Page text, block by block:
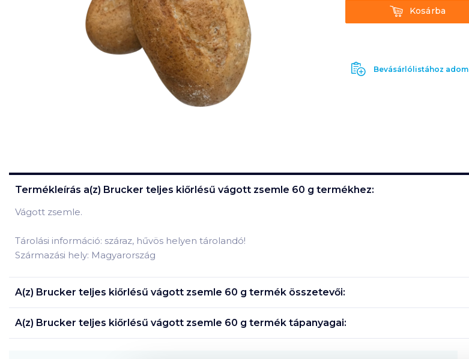
KosárbaKosárba
Bevásárlólistához adom
Termékleírás a(z) Brucker teljes kiőrlésű vágott zsemle 60 g termékhez:
Vágott zsemle.
Tárolási információ: száraz, hűvös helyen tárolandó!
Származási hely: Magyarország
A(z) Brucker teljes kiőrlésű vágott zsemle 60 g termék összetevői:
A(z) Brucker teljes kiőrlésű vágott zsemle 60 g termék tápanyagai: